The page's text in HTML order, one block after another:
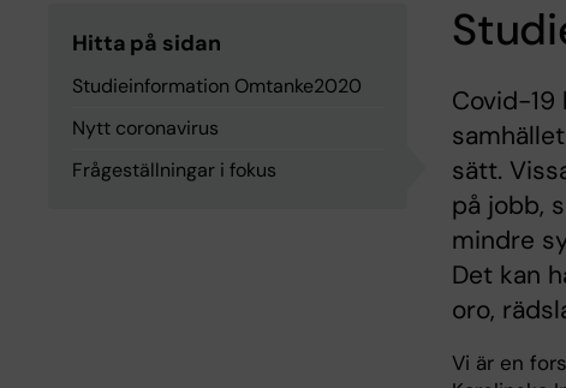
Hitta på sidan
Studieinformation Omtanke2020
Nytt coronavirus
Frågeställningar i fokus
Covid-19
sätt.
på jobb,
mindre
Det kan
oro,
Vi är en